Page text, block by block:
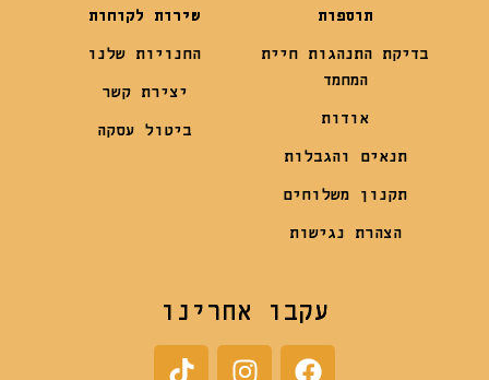
תוספות
בדיקת התנהגות חיית
המחמד
אודות
תנאים והגבלות
תקנון משלוחים
הצהרת נגישות
שירות לקוחות
החנויות שלנו
יצירת קשר
ביטול עסקה
עקבו אחרינו